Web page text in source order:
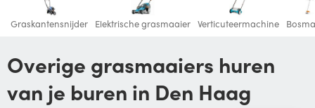
Graskantensnijder Elektrische grasmaaier Verticuteermachine
Overige grasmaaiers huren
van je buren in Den Haag